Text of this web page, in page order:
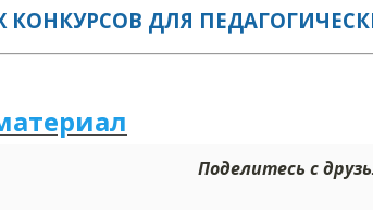
ДЛЯ
атериал
Поделитесь с